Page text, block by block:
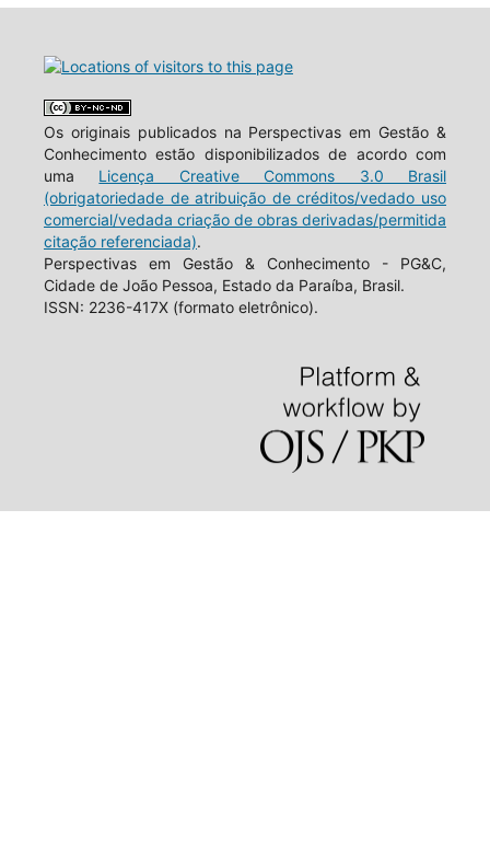
Os originais publicados na Perspectivas em Gestão &
Conhecimento estão disponibilizados de acordo com
uma Licença Creative Commons 3.0 Brasil
(obrigatoriedade de atribuição de créditos/vedado uso
comercial/vedada criação de obras derivadas/permitida
citação referenciada).
Perspectivas em Gestão & Conhecimento - PG&C,
Cidade de João Pessoa, Estado da Paraíba, Brasil.
ISSN: 2236-417X (formato eletrônico).